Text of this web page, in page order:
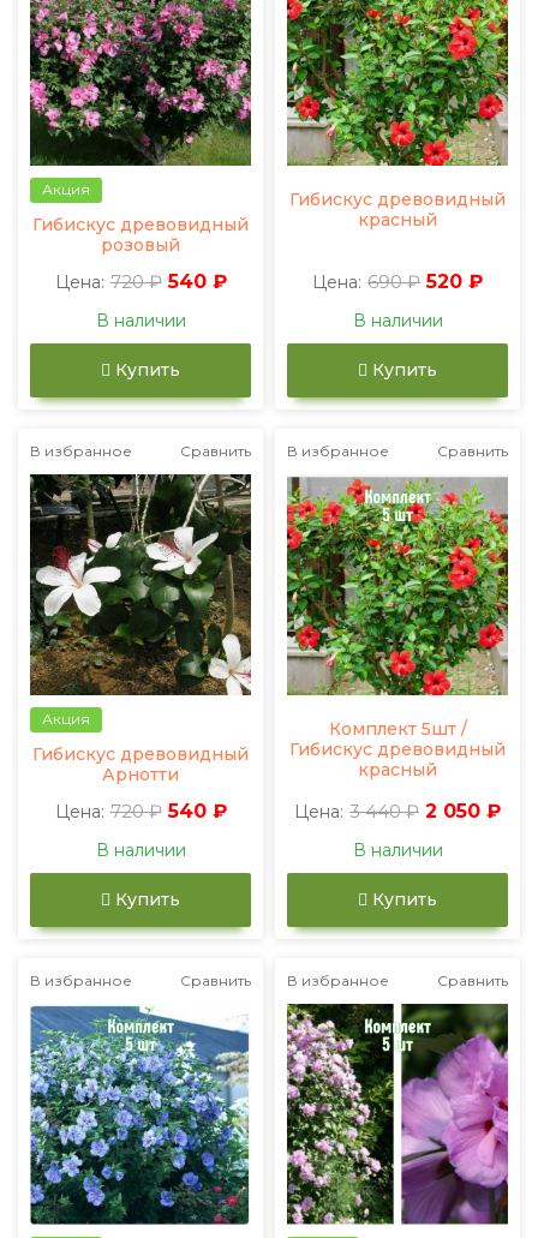
Акция
Гибискус древовидный
розовый
Цена: 720 ₽ 540 ₽
В наличии
Купить
Гибискус древовидный
красный
Цена: 690 ₽ 520 ₽
В наличии
Купить
В избранное Сравнить
Акция
Гибискус древовидный
Арнотти
Цена: 720 ₽ 540 ₽
В наличии
Купить
В избранное Сравнить
Комплект 5шт /
Гибискус древовидный
красный
Цена: 3 440 ₽ 2 050 ₽
В наличии
Купить
В избранное Сравнить В избранное Сравнить